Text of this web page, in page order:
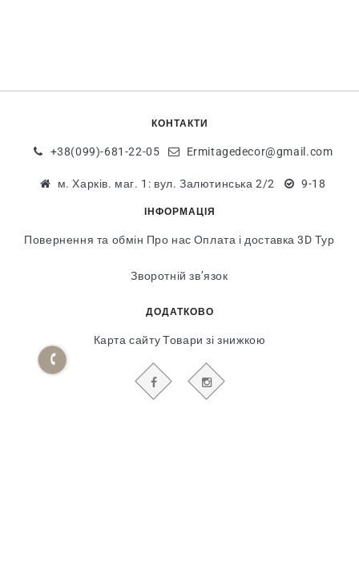
КОНТАКТИ
+38(099)-681-22-05 Ermitagedecor@gmail.com
м. Харків. маг. 1: вул. Залютинська 2/2 9-18
ІНФОРМАЦІЯ
Повернення та обмін Про нас Оплата і доставка 3D Тур
Зворотній зв’язок
ДОДАТКОВО
Карта сайту Товари зі знижкою